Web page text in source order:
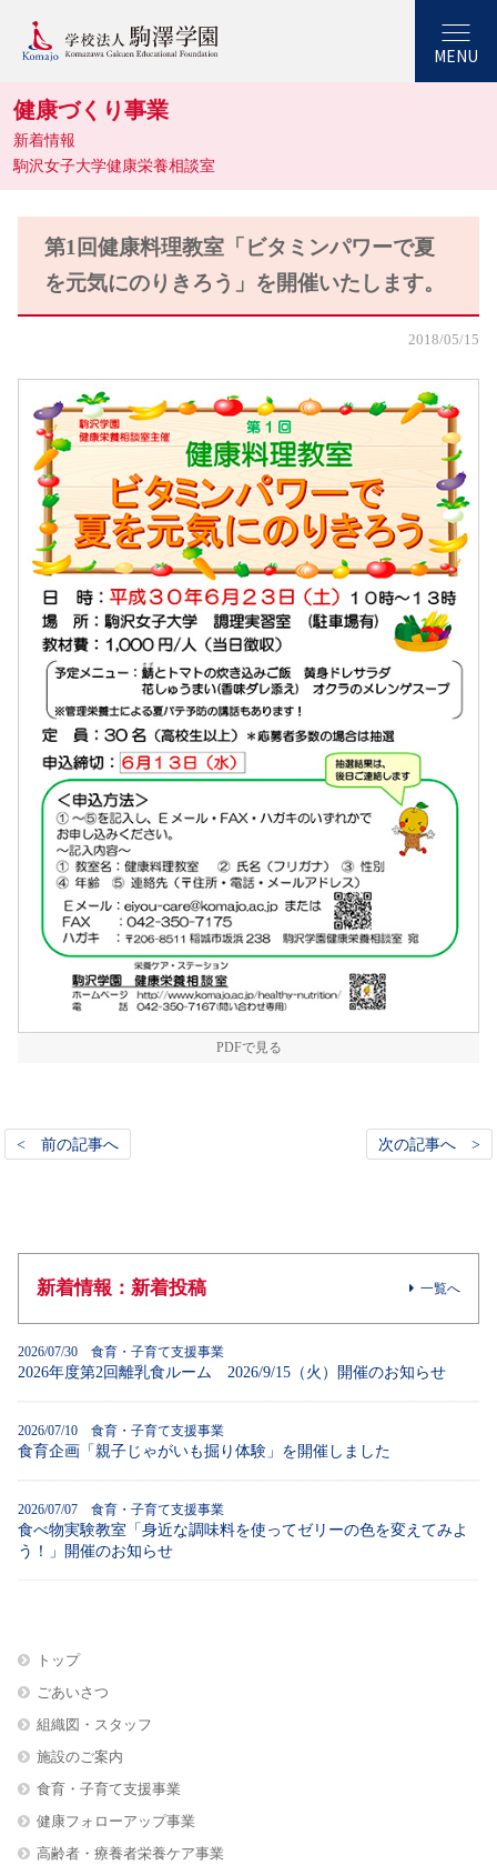
MENU
健康づくり事業
新着情報
駒沢女子大学健康栄養相談室
第1回健康料理教室「ビタミンパワーで夏
を元気にのりきろう」を開催いたします。
2018/05/15
PDFで見る
< 前の記事へ 次の記事へ >
新着情報：新着投稿 一覧へ
2026/07/30 食育・子育て支援事業
2026年度第2回離乳食ルーム 2026/9/15（火）開催のお知らせ
2026/07/10 食育・子育て支援事業
食育企画「親子じゃがいも掘り体験」を開催しました
2026/07/07 食育・子育て支援事業
食べ物実験教室「身近な調味料を使ってゼリーの色を変えてみよ
う！」開催のお知らせ
トップ
ごあいさつ
組織図・スタッフ
施設のご案内
食育・子育て支援事業
健康フォローアップ事業
高齢者・療養者栄養ケア事業